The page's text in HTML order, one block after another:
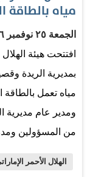
مياه
الجمعة ٢٥ نوفمبر ٢٠١٦
افتتحت هيئة
بمديرية الريدة
مياه تعمل
ومدير عام مديرية
من المسؤولين
الهلال الأحمر